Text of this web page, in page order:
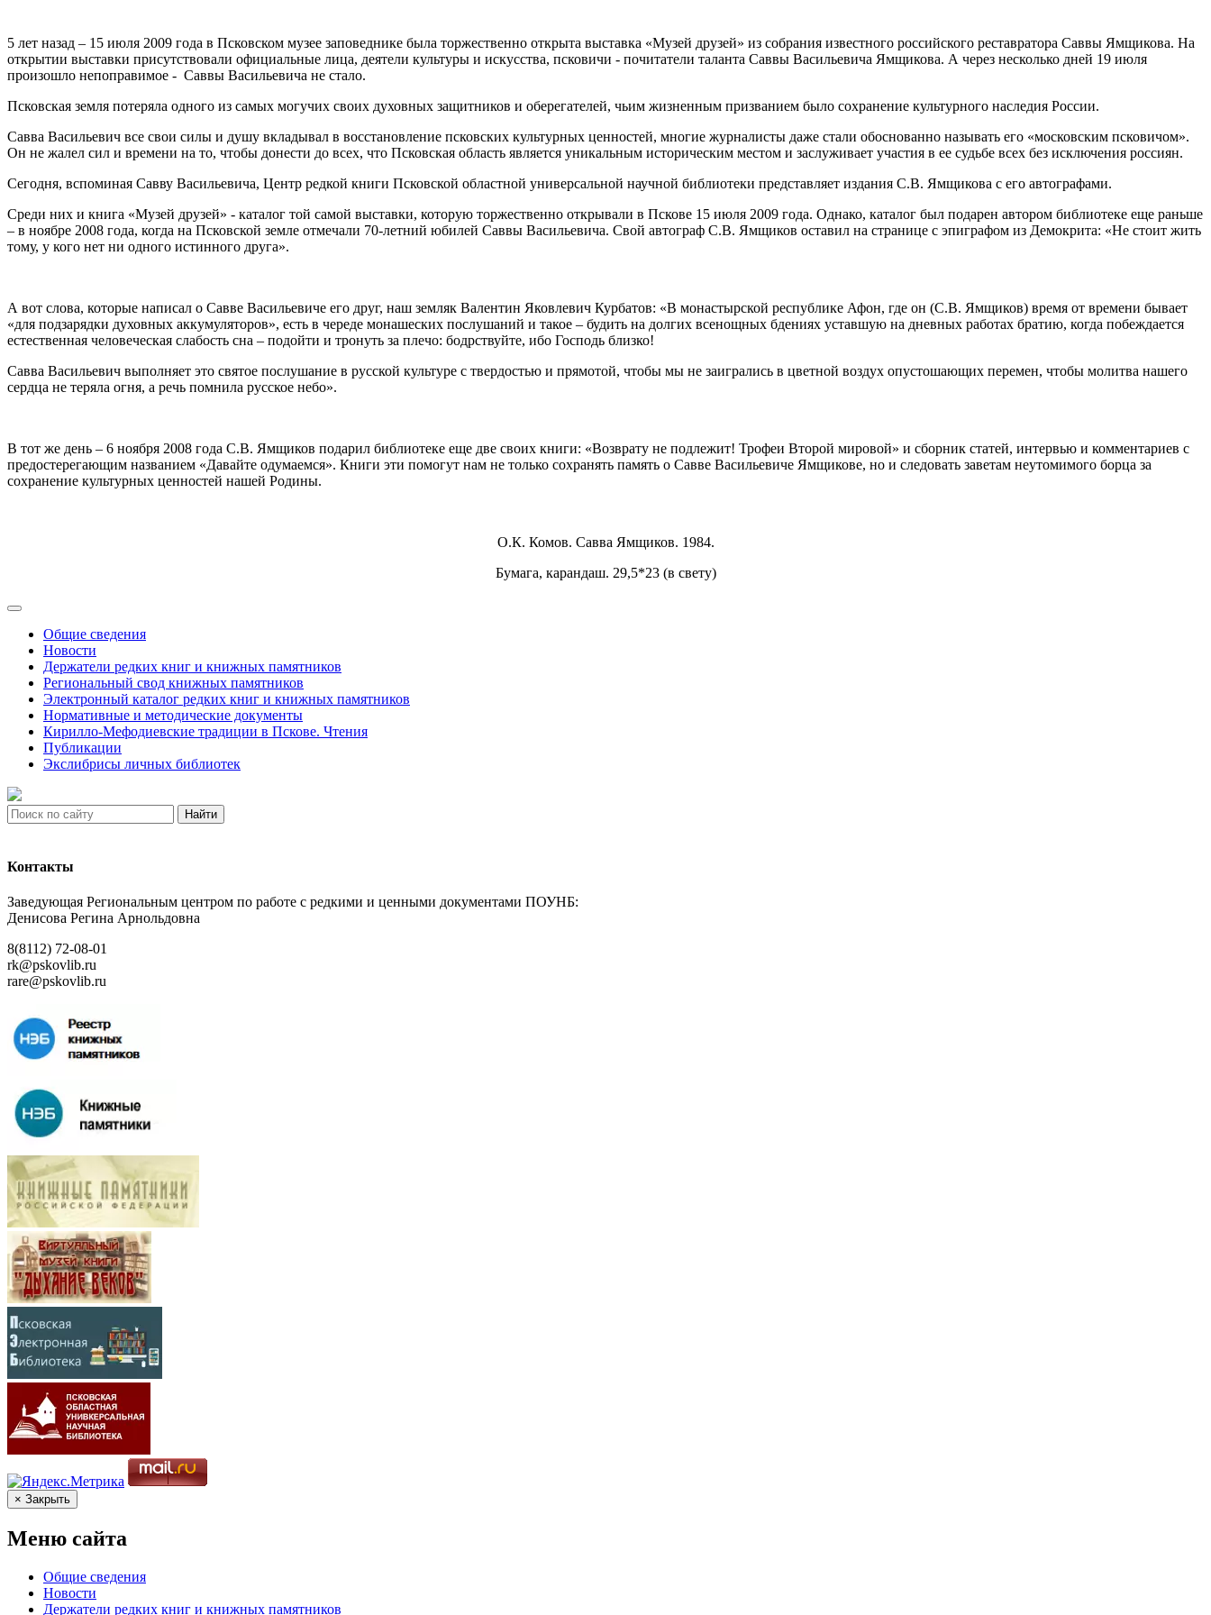
5 лет назад – 15 июля 2009 года в Псковском музее заповеднике была торжественно открыта выставка «Музей друзей» из собрания известного российского реставратора Саввы Ямщикова. На
открытии выставки присутствовали официальные лица, деятели культуры и искусства, псковичи - почитатели таланта Саввы Васильевича Ямщикова. А через несколько дней 19 июля
произошло непоправимое - Саввы Васильевича не стало.
Псковская земля потеряла одного из самых могучих своих духовных защитников и оберегателей, чьим жизненным призванием было сохранение культурного наследия России.
Савва Васильевич все свои силы и душу вкладывал в восстановление псковских культурных ценностей, многие журналисты даже стали обоснованно называть его «московским псковичом».
Он не жалел сил и времени на то, чтобы донести до всех, что Псковская область является уникальным историческим местом и заслуживает участия в ее судьбе всех без исключения россиян.
Сегодня, вспоминая Савву Васильевича, Центр редкой книги Псковской областной универсальной научной библиотеки представляет издания С.В. Ямщикова с его автографами.
Среди них и книга «Музей друзей» - каталог той самой выставки, которую торжественно открывали в Пскове 15 июля 2009 года. Однако, каталог был подарен автором библиотеке еще раньше
– в ноябре 2008 года, когда на Псковской земле отмечали 70-летний юбилей Саввы Васильевича. Свой автограф С.В. Ямщиков оставил на странице с эпиграфом из Демокрита: «Не стоит жить
тому, у кого нет ни одного истинного друга».
А вот слова, которые написал о Савве Васильевиче его друг, наш земляк Валентин Яковлевич Курбатов: «В монастырской республике Афон, где он (С.В. Ямщиков) время от времени бывает
«для подзарядки духовных аккумуляторов», есть в череде монашеских послушаний и такое – будить на долгих всенощных бдениях уставшую на дневных работах братию, когда побеждается
естественная человеческая слабость сна – подойти и тронуть за плечо: бодрствуйте, ибо Господь близко!
Савва Васильевич выполняет это святое послушание в русской культуре с твердостью и прямотой, чтобы мы не заигрались в цветной воздух опустошающих перемен, чтобы молитва нашего
сердца не теряла огня, а речь помнила русское небо».
В тот же день – 6 ноября 2008 года С.В. Ямщиков подарил библиотеке еще две своих книги: «Возврату не подлежит! Трофеи Второй мировой» и сборник статей, интервью и комментариев с
предостерегающим названием «Давайте одумаемся». Книги эти помогут нам не только сохранять память о Савве Васильевиче Ямщикове, но и следовать заветам неутомимого борца за
сохранение культурных ценностей нашей Родины.
О.К. Комов. Савва Ямщиков. 1984.
Бумага, карандаш. 29,5*23 (в свету)
Общие сведения
Новости
Держатели редких книг и книжных памятников
Региональный свод книжных памятников
Электронный каталог редких книг и книжных памятников
Нормативные и методические документы
Кирилло-Мефодиевские традиции в Пскове. Чтения
Публикации
Экслибрисы личных библиотек
Найти
Контакты
Заведующая Региональным центром по работе с редкими и ценными документами ПОУНБ:
Денисова Регина Арнольдовна
8(8112) 72-08-01
rk@pskovlib.ru
rare@pskovlib.ru
× Закрыть
Меню сайта
Общие сведения
Новости
Держатели редких книг и книжных памятников